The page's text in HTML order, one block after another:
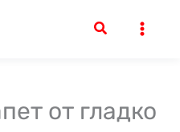
от гладко